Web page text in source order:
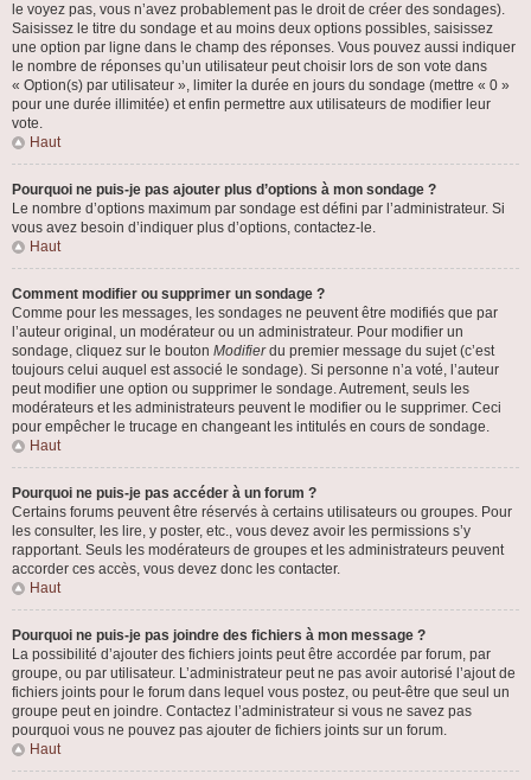
le voyez pas, vous n’avez probablement pas le droit de créer des sondages).
Saisissez le titre du sondage et au moins deux options possibles, saisissez
une option par ligne dans le champ des réponses. Vous pouvez aussi indiquer
le nombre de réponses qu’un utilisateur peut choisir lors de son vote dans
« Option(s) par utilisateur », limiter la durée en jours du sondage (mettre « 0 »
pour une durée illimitée) et enfin permettre aux utilisateurs de modifier leur
vote.
Haut
Pourquoi ne puis-je pas ajouter plus d’options à mon sondage ?
Le nombre d’options maximum par sondage est défini par l’administrateur. Si
vous avez besoin d’indiquer plus d’options, contactez-le.
Haut
Comment modifier ou supprimer un sondage ?
Comme pour les messages, les sondages ne peuvent être modifiés que par
l’auteur original, un modérateur ou un administrateur. Pour modifier un
sondage, cliquez sur le bouton Modifierdu premier message du sujet (c’est
toujours celui auquel est associé le sondage). Si personne n’a voté, l’auteur
peut modifier une option ou supprimer le sondage. Autrement, seuls les
modérateurs et les administrateurs peuvent le modifier ou le supprimer. Ceci
pour empêcher le trucage en changeant les intitulés en cours de sondage.
Haut
Pourquoi ne puis-je pas accéder à un forum ?
Certains forums peuvent être réservés à certains utilisateurs ou groupes. Pour
les consulter, les lire, y poster, etc., vous devez avoir les permissions s’y
rapportant. Seuls les modérateurs de groupes et les administrateurs peuvent
accorder ces accès, vous devez donc les contacter.
Haut
Pourquoi ne puis-je pas joindre des fichiers à mon message ?
La possibilité d’ajouter des fichiers joints peut être accordée par forum, par
groupe, ou par utilisateur. L’administrateur peut ne pas avoir autorisé l’ajout de
fichiers joints pour le forum dans lequel vous postez, ou peut-être que seul un
groupe peut en joindre. Contactez l’administrateur si vous ne savez pas
pourquoi vous ne pouvez pas ajouter de fichiers joints sur un forum.
Haut